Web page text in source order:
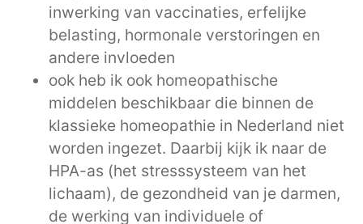
inwerking van vaccinaties, erfelijke
belasting, hormonale verstoringen en
andere invloeden
ook heb ik ook homeopathische
middelen beschikbaar die binnen de
klassieke homeopathie in Nederland niet
worden ingezet. Daarbij kijk ik naar de
HPA-as (het stresssysteem van het
lichaam), de gezondheid van je darmen,
de werking van individuele of